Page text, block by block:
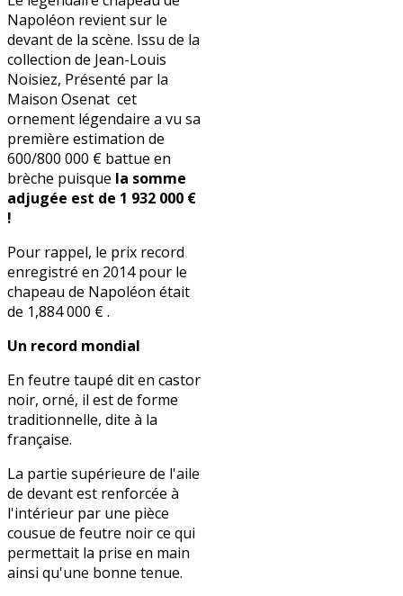
Napoléon revient sur le
devant de la scène. Issu de la
collection de Jean-Louis
Noisiez, Présenté par la
Maison Osenat cet
ornement légendaire a vu sa
première estimation de
600/800 000 € battue en
brèche puisque la somme
adjugée est de 1 932 000 €
!
Pour rappel, le prix record
enregistré en 2014 pour le
chapeau de Napoléon était
de 1,884 000 € .
Un record mondial
En feutre taupé dit en castor
noir, orné, il est de forme
traditionnelle, dite à la
française.
La partie supérieure de l'aile
de devant est renforcée à
l'intérieur par une pièce
cousue de feutre noir ce qui
permettait la prise en main
ainsi qu'une bonne tenue.